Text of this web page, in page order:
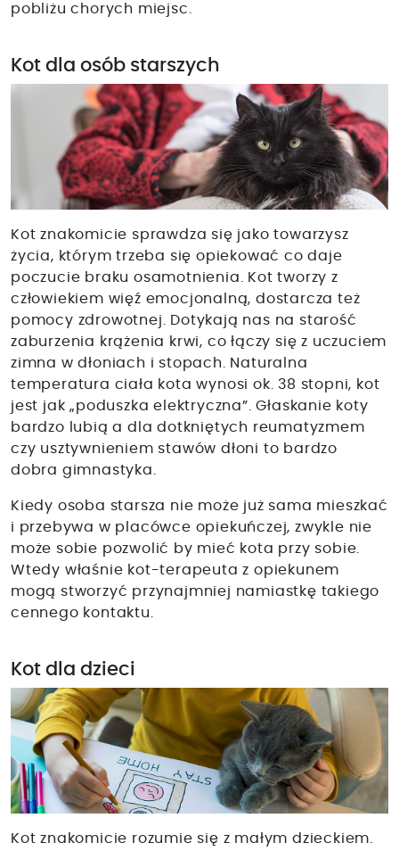
pobliżu chorych miejsc.
Kot dla osób starszych
Kot znakomicie sprawdza się jako towarzysz
życia, którym trzeba się opiekować co daje
poczucie braku osamotnienia. Kot tworzy z
człowiekiem więź emocjonalną, dostarcza też
pomocy zdrowotnej. Dotykają nas na starość
zaburzenia krążenia krwi, co łączy się z uczuciem
zimna w dłoniach i stopach. Naturalna
temperatura ciała kota wynosi ok. 38 stopni, kot
jest jak „poduszka elektryczna”. Głaskanie koty
bardzo lubią a dla dotkniętych reumatyzmem
czy usztywnieniem stawów dłoni to bardzo
dobra gimnastyka.
Kiedy osoba starsza nie może już sama mieszkać
i przebywa w placówce opiekuńczej, zwykle nie
może sobie pozwolić by mieć kota przy sobie.
Wtedy właśnie kot-terapeuta z opiekunem
mogą stworzyć przynajmniej namiastkę takiego
cennego kontaktu.
Kot dla dzieci
Kot znakomicie rozumie się z małym dzieckiem.